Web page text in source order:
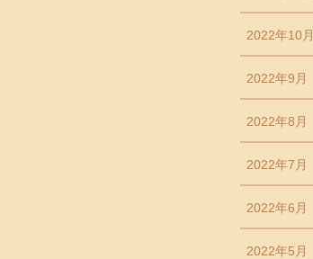
2022年10月
2022年9月
2022年8月
2022年7月
2022年6月
2022年5月